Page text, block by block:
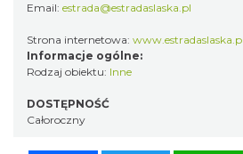
Email: estrada@estradaslaska.pl
Strona internetowa: www.estradaslaska.p
Informacje ogólne:
Rodzaj obiektu: Inne
DOSTĘPNOŚĆ
Całoroczny